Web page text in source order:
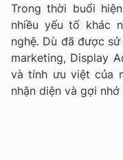
Trong thời buổi
nhiều yếu tố khác
nghệ. Dù đã được
marketing, Display
và tính ưu việt của
nhận diện và gợi